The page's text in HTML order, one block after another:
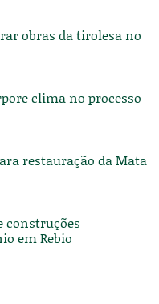
obras da tirolesa no
clima no processo
restauração da Mata
construções
em Rebio